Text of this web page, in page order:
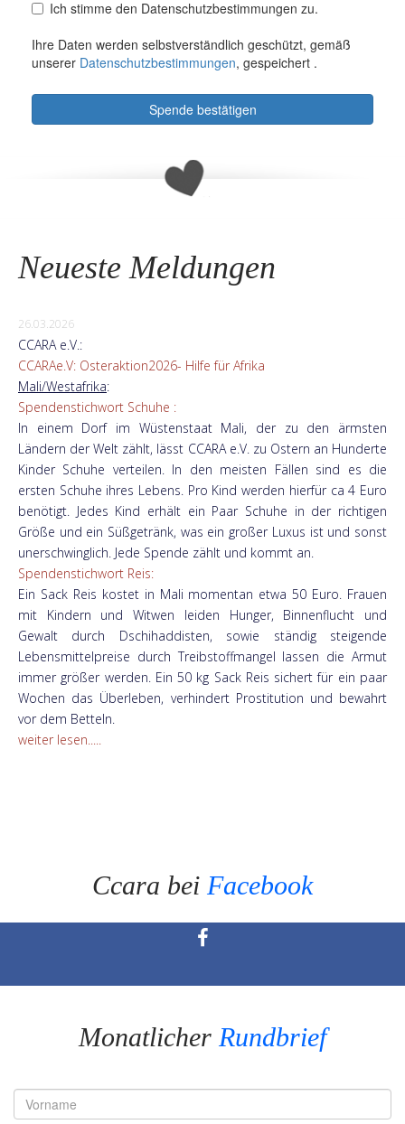
Neueste Meldungen
26.03.2026
CCARA e.V.:
CCARAe.V: Osteraktion2026- Hilfe für Afrika
Mali/Westafrika:
Spendenstichwort Schuhe :
In einem Dorf im Wüstenstaat Mali, der zu den ärmsten
Ländern der Welt zählt, lässt CCARA e.V. zu Ostern an Hunderte
Kinder Schuhe verteilen. In den meisten Fällen sind es die
ersten Schuhe ihres Lebens. Pro Kind werden hierfür ca 4 Euro
benötigt. Jedes Kind erhält ein Paar Schuhe in der richtigen
Größe und ein Süßgetränk, was ein großer Luxus ist und sonst
unerschwinglich. Jede Spende zählt und kommt an.
Spendenstichwort Reis:
Ein Sack Reis kostet in Mali momentan etwa 50 Euro. Frauen
mit Kindern und Witwen leiden Hunger, Binnenflucht und
Gewalt durch Dschihaddisten, sowie ständig steigende
Lebensmittelpreise durch Treibstoffmangel lassen die Armut
immer größer werden. Ein 50 kg Sack Reis sichert für ein paar
Wochen das Überleben, verhindert Prostitution und bewahrt
vor dem Betteln.
weiter lesen.....
Ccara bei Facebook
Monatlicher Rundbrief